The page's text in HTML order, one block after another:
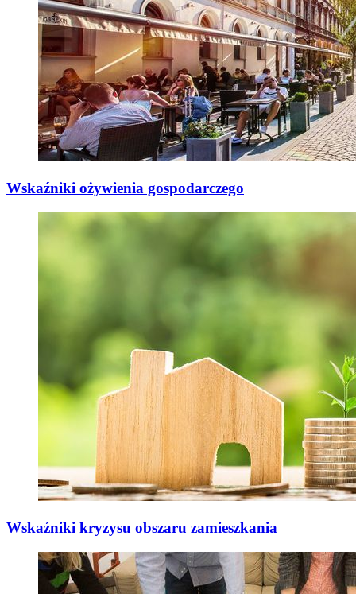
Wskaźniki ożywienia gospodarczego
Wskaźniki kryzysu obszaru zamieszkania